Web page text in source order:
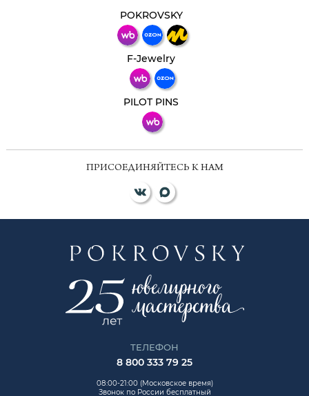
POKROVSKY
F-Jewelry
PILOT PINS
ПРИСОЕДИНЯЙТЕСЬ К НАМ
ТЕЛЕФОН
8 800 333 79 25
08:00-21:00 (Московское время)
Звонок по России бесплатный